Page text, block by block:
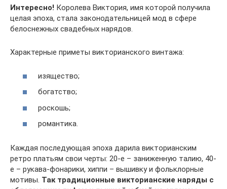
Интересно! Королева Виктория, имя которой получила
целая эпоха, стала законодательницей мод в сфере
белоснежных свадебных нарядов.
Характерные приметы викторианского винтажа:
изящество;
богатство;
роскошь;
романтика.
Каждая последующая эпоха дарила викторианским
ретро платьям свои черты: 20-е – заниженную талию, 40-
е – рукава-фонарики, хиппи – вышивку и фольклорные
мотивы. Так традиционные викторианские наряды с